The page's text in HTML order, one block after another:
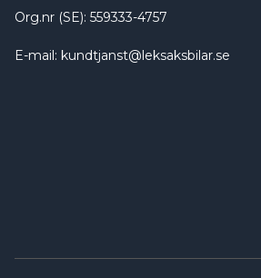
Org.nr (SE): 559333-4757
E-mail: kundtjanst@leksaksbilar.se